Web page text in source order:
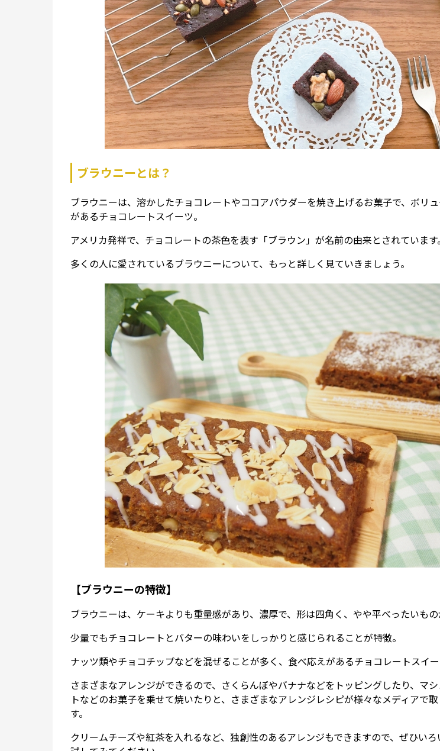
ブラウニーとは？
ブラウニーは、溶かしたチョコレートやココアパウダーを焼き上げるお菓子で、ボリ
があるチョコレートスイーツ。
アメリカ発祥で、チョコレートの茶色を表す「ブラウン」が名前の由来とされています。
多くの人に愛されているブラウニーについて、もっと詳しく見ていきましょう。
【ブラウニーの特徴】
ブラウニーは、ケーキよりも重量感があり、濃厚で、形は四角く、やや平べったいもの
少量でもチョコレートとバターの味わいをしっかりと感じられることが特徴。
ナッツ類やチョコチップなどを混ぜることが多く、食べ応えがあるチョコレートスイー
さまざまなアレンジができるので、さくらんぼやバナナなどをトッピングしたり、マ
トなどのお菓子を乗せて焼いたりと、さまざまなアレンジレシピが様々なメディアで
す。
クリームチーズや紅茶を入れるなど、独創性のあるアレンジもできますので、ぜひい